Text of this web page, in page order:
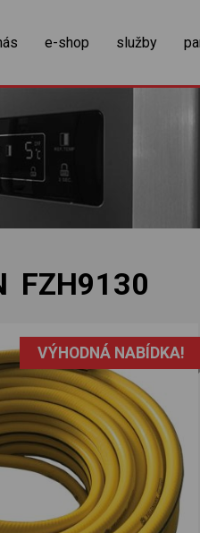
e-shop služby
FZH9130
VÝHODNÁ NABÍDKA!